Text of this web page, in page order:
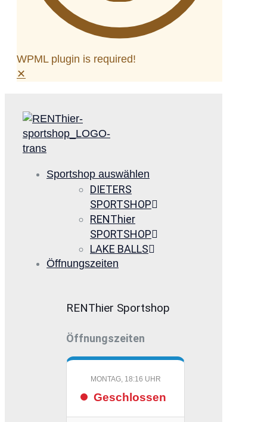
WPML plugin is required!
✕
Sportshop auswählen
DIETERS
SPORTSHOP
RENThier
SPORTSHOP
LAKE BALLS
Öffnungszeiten
RENThier Sportshop
Öffnungszeiten
MONTAG, 18:16 UHR
Geschlossen